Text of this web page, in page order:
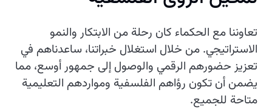
تعاوننا مع الحكماء كان رحلة من الابتكار والنمو
الاستراتيجي. من خلال استغلال خبراتنا، ساعدناهم في
تعزيز حضورهم الرقمي والوصول إلى جمهور أوسع، مما
يضمن أن تكون رؤاهم الفلسفية ومواردهم التعليمية
متاحة للجميع.